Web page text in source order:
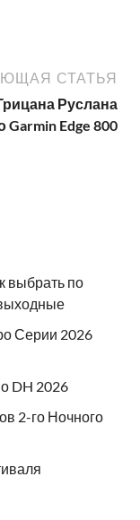
СТАТЬЯ
Руслана
Garmin Edge 800
выбрать по
выходные
Серии 2026
DH 2026
2-го Ночного